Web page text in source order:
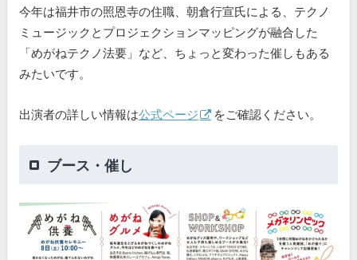
今年は福井市の照恩寺の住職、朝倉行宣氏による、テクノ
ミュージックとプロジェクションマッピングが融合した
「めがねテクノ法要」など、ちょっと変わった催しもある
みたいです。
出演者の詳しい情報は公式ページ をご確認ください。
ブース・催し